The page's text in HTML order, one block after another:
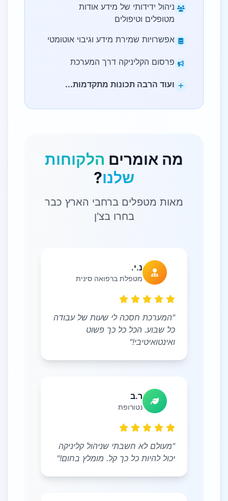
ניהול ידידותי של מידע אודות
מטופלים וטיפולים
אפשרויות שמירת מידע וגיבוי אוטומטי
פרסום הקליניקה דרך המערכת
ועוד הרבה תכונות מתקדמות...
מה אומרים הלקוחות
שלנו?
מאות מטפלים ברחבי הארץ כבר
בחרו בצ'ן
נ.י.
מטפלת ברפואה סינית
"המערכת חסכה לי שעות של עבודה
כל שבוע. הכל כל כך פשוט
ואינטואיטיבי!"
ר.ב
נטורופת
"מעולם לא חשבתי שניהול קליניקה
יכול להיות כל כך קל. מומלץ בחום!"